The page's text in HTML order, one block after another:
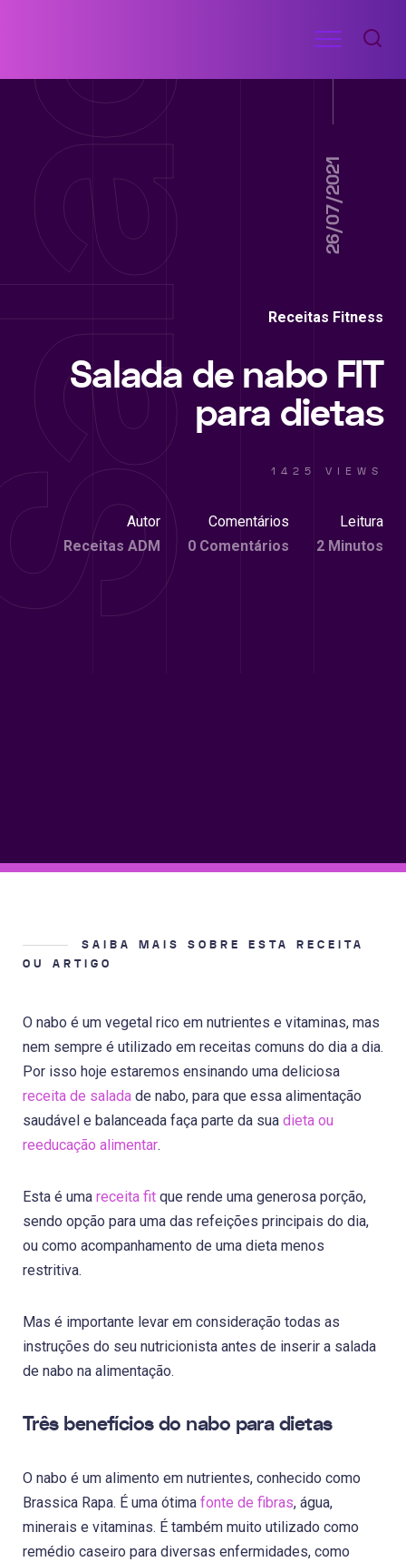
conteúdo
RECEITAS
ACADEMIA
Menu
26/07/2021
Receitas Fitness
Salada de nabo FIT
para dietas
1425 VIEWS
Autor
Receitas ADM
Comentários
0 Comentários
Leitura
2 Minutos
SAIBA MAIS SOBRE ESTA RECEITA
OU ARTIGO
O nabo é um vegetal rico em nutrientes e vitaminas, mas
nem sempre é utilizado em receitas comuns do dia a dia.
Por isso hoje estaremos ensinando uma deliciosa
receita de salada de nabo, para que essa alimentação
saudável e balanceada faça parte da sua dieta ou
reeducação alimentar.
Esta é uma receita fit que rende uma generosa porção,
sendo opção para uma das refeições principais do dia,
ou como acompanhamento de uma dieta menos
restritiva.
Mas é importante levar em consideração todas as
instruções do seu nutricionista antes de inserir a salada
de nabo na alimentação.
Três benefícios do nabo para dietas
O nabo é um alimento em nutrientes, conhecido como
Brassica Rapa. É uma ótima fonte de fibras, água,
minerais e vitaminas. É também muito utilizado como
remédio caseiro para diversas enfermidades, como